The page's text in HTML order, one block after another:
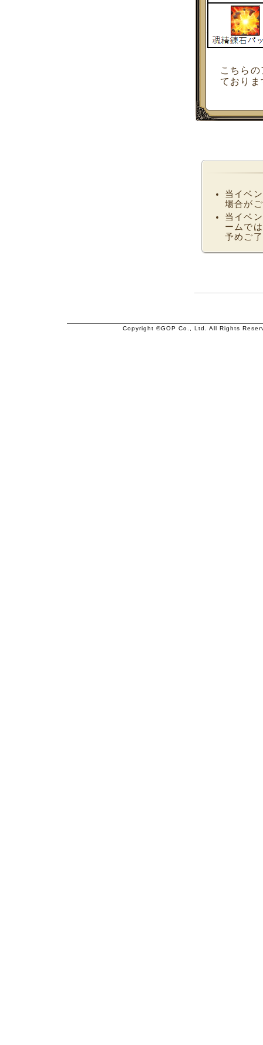
こちら
ておりま
当イベ
場合が
当イベ
ームで
予めご
Copyright ©GOP Co., Ltd. All Rights